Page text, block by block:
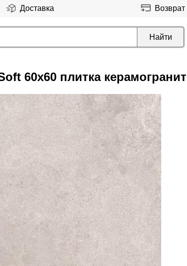
Доставка Возврат
60x60 плитка керамогранит